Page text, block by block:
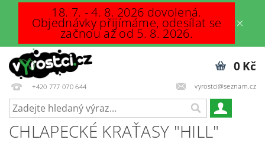
18. 7. - 4. 8. 2026 dovolená.
Objednávky přijímáme, odesílat se
začnou až od 5. 8. 2026.
+420 777 070 644 vyrostci@seznam.cz
0 Kč
CHLAPECKÉ KRAŤASY "HILL"